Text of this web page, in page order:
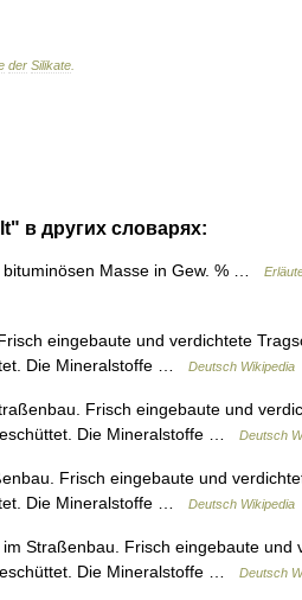
der Silikate
в других словарях:
Masse in Gew. % …
eingebaute und verdichtete
Die Mineralstoffe …
Deutsch Wikipedia
Frisch eingebaute und
Die Mineralstoffe …
Deutsch
Frisch eingebaute und
Die Mineralstoffe …
Deutsch Wikipedia
Straßenbau. Frisch eingebaute und
Die Mineralstoffe …
Deutsch